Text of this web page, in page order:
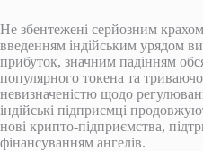
Не збентежені серйозним
введенням індійським урядом
прибуток, значним падінням
популярного токена та
невизначеністю щодо
індійські підприємці
нові крипто-підприємства,
фінансуванням ангелів.